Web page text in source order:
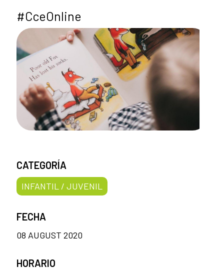
#CceOnline
CATEGORÍA
INFANTIL / JUVENIL
FECHA
08 AUGUST 2020
HORARIO